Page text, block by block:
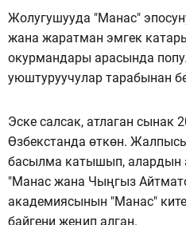
Жолугушууда "Манас"
жана жаратман эмгек
окурмандары арасында
уюштуруучулар тарабынан
Эске салсак, атлаган
Өзбекстанда өткөн.
басылма катышып, алардын
"Манас жана Чыңгыз
академиясынын "Манас"
байгени жеңип алган.